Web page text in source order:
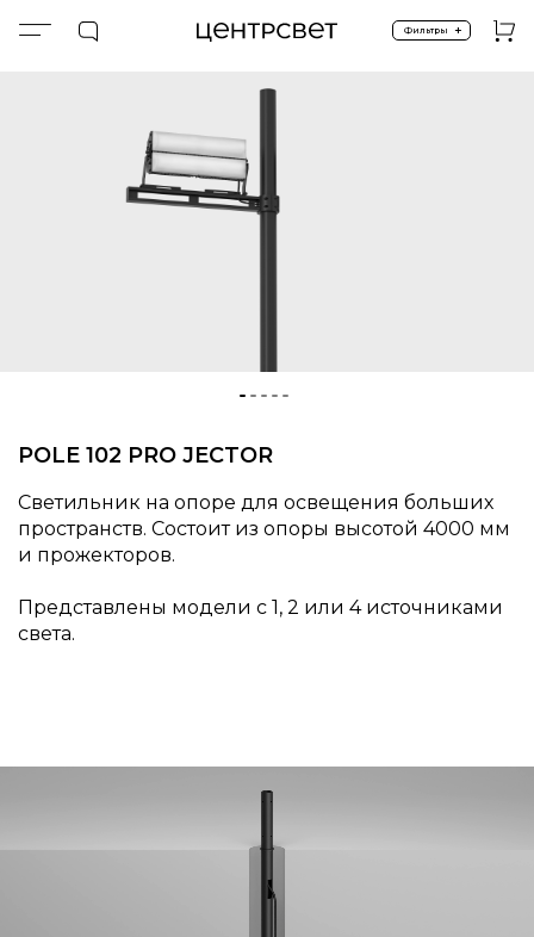
Фильтры +
POLE 102 PRO JECTOR
Светильник на опоре для освещения больших
пространств. Состоит из опоры высотой 4000 мм
и прожекторов.
Представлены модели с 1, 2 или 4 источниками
света.